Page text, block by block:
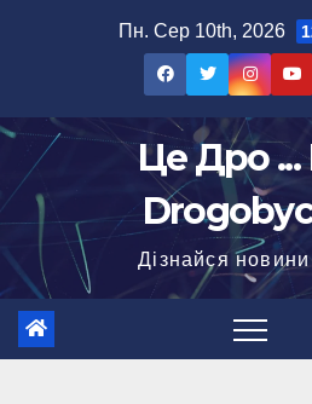
Пн. Сер 10th, 2026
Це Дро ...
Дізнайся